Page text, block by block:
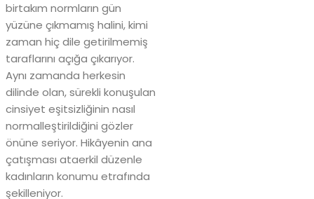
birtakım normların gün
yüzüne çıkmamış halini, kimi
zaman hiç dile getirilmemiş
taraflarını açığa çıkarıyor.
Aynı zamanda herkesin
dilinde olan, sürekli konuşulan
cinsiyet eşitsizliğinin nasıl
normalleştirildiğini gözler
önüne seriyor. Hikâyenin ana
çatışması ataerkil düzenle
kadınların konumu etrafında
şekilleniyor.